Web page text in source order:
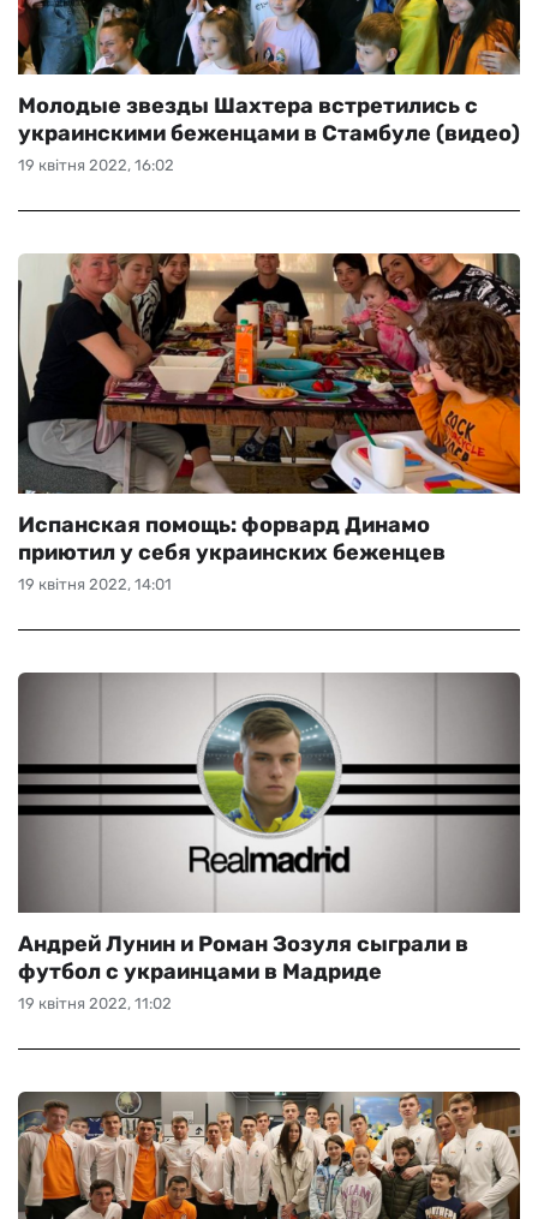
19 квітня 2022, 16:02
Молодые звезды Шахтера встретились с
украинскими беженцами в Стамбуле (видео)
19 квітня 2022, 14:01
Испанская помощь: форвард Динамо
приютил у себя украинских беженцев
19 квітня 2022, 11:02
Андрей Лунин и Роман Зозуля сыграли в
футбол с украинцами в Мадриде